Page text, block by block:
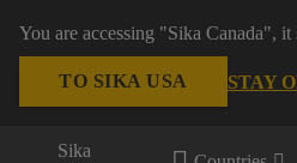
You are accessing "Sika Canada",
TO SIKA USA STAY
Sika